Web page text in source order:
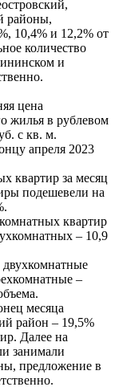
районы,
10,4% и 12,2% от
количество
и
цена
жилья в рублевом
с кв. м.
апреля 2023
квартир за месяц
подешевели на
квартир
– 10,9
–
месяца
район – 19,5%
Далее на
занимали
предложение в